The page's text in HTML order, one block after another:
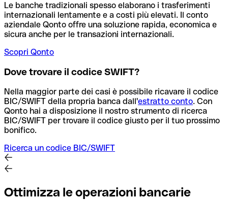
Le banche tradizionali spesso elaborano i trasferimenti
internazionali lentamente e a costi più elevati. Il conto
aziendale Qonto offre una soluzione rapida, economica e
sicura anche per le transazioni internazionali.
Scopri Qonto
Dove trovare il codice SWIFT?
Nella maggior parte dei casi è possibile ricavare il codice
BIC/SWIFT della propria banca dall'estratto conto. Con
Qonto hai a disposizione il nostro strumento di ricerca
BIC/SWIFT per trovare il codice giusto per il tuo prossimo
bonifico.
Ricerca un codice BIC/SWIFT
Ottimizza le operazioni bancarie